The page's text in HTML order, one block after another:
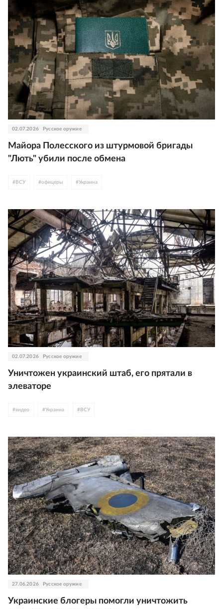
02.07.2026 Русское оружие
Майора Полесского из штурмовой бригады
"Лють" убили после обмена
# ВСУ #офицеры #Украина
02.07.2026 Русское оружие
Уничтожен украинский штаб, его прятали в
элеваторе
#видео #Украина # ВСУ
27.06.2026 Русское оружие
Украинские блогеры помогли уничтожить